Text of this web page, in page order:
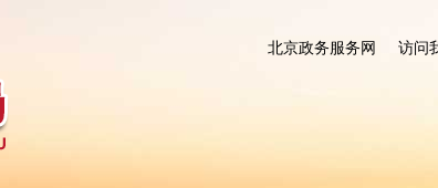
北京政务服务网 访问